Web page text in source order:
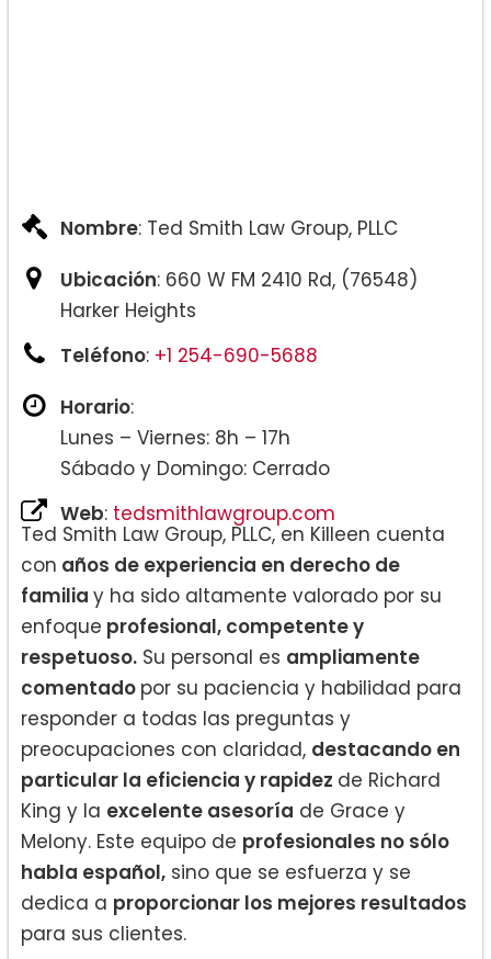
Nombre: Ted Smith Law Group, PLLC
Ubicación: 660 W FM 2410 Rd, (76548)
Harker Heights
Teléfono: +1 254-690-5688
Horario:
Lunes – Viernes: 8h – 17h
Sábado y Domingo: Cerrado
Web: tedsmithlawgroup.com
Ted Smith Law Group, PLLC, en Killeen cuenta
con años de experiencia en derecho de
familia y ha sido altamente valorado por su
enfoque profesional, competente y
respetuoso. Su personal es ampliamente
comentado por su paciencia y habilidad para
responder a todas las preguntas y
preocupaciones con claridad, destacando en
particular la eficiencia y rapidez de Richard
King y la excelente asesoría de Grace y
Melony. Este equipo de profesionales no sólo
habla español, sino que se esfuerza y se
dedica a proporcionar los mejores resultados
para sus clientes.